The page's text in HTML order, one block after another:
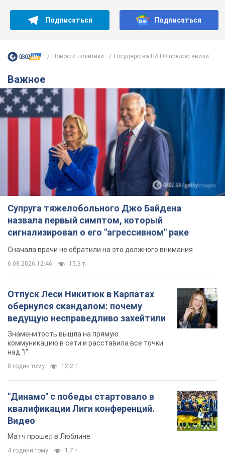
Подписаться Подписаться
Новости политики Государства НАТО предоставили...
Важное
Супруга тяжелобольного Джо Байдена
назвала первый симптом, который
сигнализировал о его "агрессивном" раке
Сначала врачи не обратили на это должного внимания
6.08.2026 12:46 15,3 т.
Отпуск Леси Никитюк в Карпатах
обернулся скандалом: почему
ведущую несправедливо захейтили
Знаменитость вышла на прямую
коммуникацию в сети и расставила все точки
над "i"
8 годин тому 12,2 т.
"Динамо" с победы стартовало в
квалификации Лиги конференций.
Видео
Матч прошел в Люблине
4 години тому 1,7 т.